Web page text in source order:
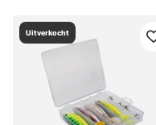
Uitverkocht